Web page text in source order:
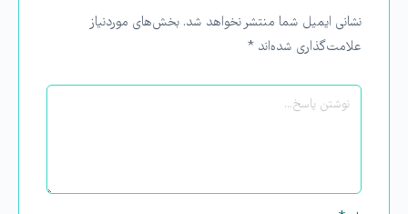
نشانی ایمیل شما منتشر نخواهد شد. بخش‌های موردنیاز
علامت‌گذاری شده‌اند *